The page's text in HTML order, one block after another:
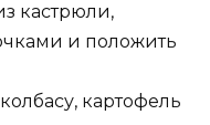
кастрюли,
и положить
картофель